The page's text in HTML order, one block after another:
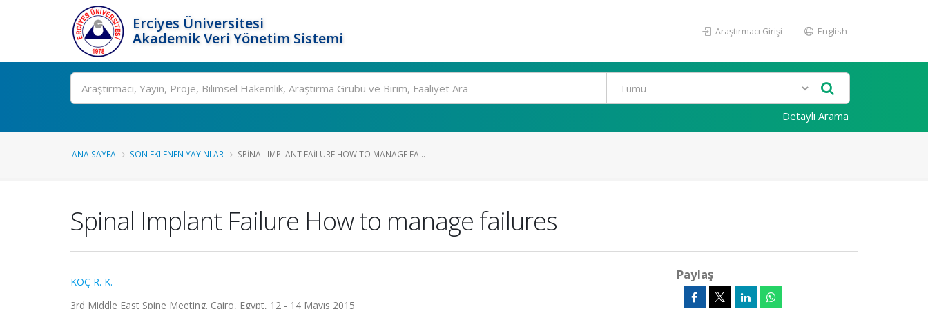
Erciyes Üniversitesi
Akademik Veri Yönetim Sistemi
Araştırmacı Girişi English
Ara
Detaylı Arama
ANA SAYFA SON EKLENEN YAYINLAR SPINAL IMPLANT FAILURE HOW TO MANAGE FA...
Spinal Implant Failure How to manage failures
KOÇ R. K.
3rd Middle East Spine Meeting. Cairo, Egypt, 12 - 14 Mayıs 2015
Paylaş